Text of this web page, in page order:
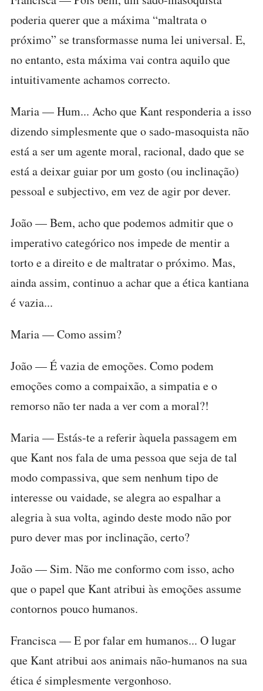
poderia querer que a máxima “maltrata o
próximo” se transformasse numa lei universal. E,
no entanto, esta máxima vai contra aquilo que
intuitivamente achamos correcto.
Maria — Hum... Acho que Kant responderia a isso
dizendo simplesmente que o sado-masoquista não
está a ser um agente moral, racional, dado que se
está a deixar guiar por um gosto (ou inclinação)
pessoal e subjectivo, em vez de agir por dever.
João — Bem, acho que podemos admitir que o
imperativo categórico nos impede de mentir a
torto e a direito e de maltratar o próximo. Mas,
ainda assim, continuo a achar que a ética kantiana
é vazia...
Maria — Como assim?
João — É vazia de emoções. Como podem
emoções como a compaixão, a simpatia e o
remorso não ter nada a ver com a moral?!
Maria — Estás-te a referir àquela passagem em
que Kant nos fala de uma pessoa que seja de tal
modo compassiva, que sem nenhum tipo de
interesse ou vaidade, se alegra ao espalhar a
alegria à sua volta, agindo deste modo não por
puro dever mas por inclinação, certo?
João — Sim. Não me conformo com isso, acho
que o papel que Kant atribui às emoções assume
contornos pouco humanos.
Francisca — E por falar em humanos... O lugar
que Kant atribui aos animais não-humanos na sua
ética é simplesmente vergonhoso.